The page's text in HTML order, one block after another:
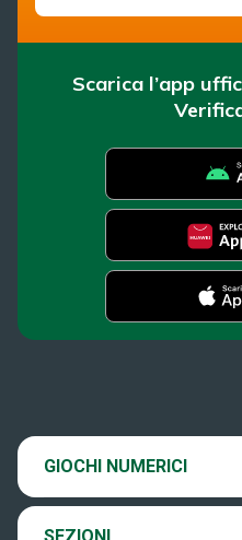
Scarica l’app
GIOCHI NUMERICI
SuperEnalotto
EuroJackpot
News
Verifica vincite
Contatti